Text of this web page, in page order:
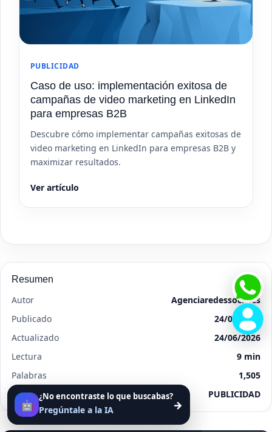
🤖
¿No encontraste lo que buscabas?
Pregúntale a la IA →
PUBLICIDAD
Caso de uso: implementación exitosa de
campañas de video marketing en LinkedIn
para empresas B2B
Descubre cómo implementar campañas exitosas de
video marketing en LinkedIn para empresas B2B y
maximizar resultados.
Ver artículo
Resumen
Autor
Agenciaredessociales
Publicado
24/06/2026
Actualizado
24/06/2026
Lectura
9 min
Palabras
1,505
Categoría
PUBLICIDAD